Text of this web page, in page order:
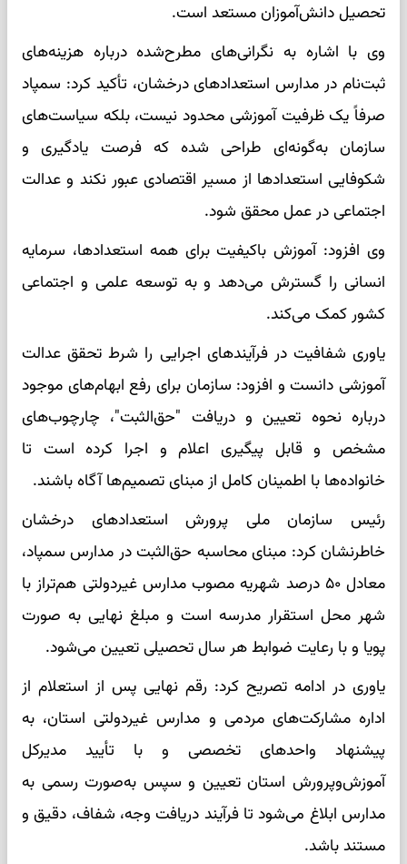
تحصیل دانش‌آموزان مستعد است.
وی با اشاره به نگرانی‌های مطرح‌شده درباره هزینه‌های
ثبت‌نام در مدارس استعداد‌های درخشان، تأکید کرد: سمپاد
صرفاً یک ظرفیت آموزشی محدود نیست، بلکه سیاست‌های
سازمان به‌گونه‌ای طراحی شده که فرصت یادگیری و
شکوفایی استعداد‌ها از مسیر اقتصادی عبور نکند و عدالت
اجتماعی در عمل محقق شود.
وی افزود: آموزش باکیفیت برای همه استعدادها، سرمایه
انسانی را گسترش می‌دهد و به توسعه علمی و اجتماعی
کشور کمک می‌کند.
یاوری شفافیت در فرآیند‌های اجرایی را شرط تحقق عدالت
آموزشی دانست و افزود: سازمان برای رفع ابهام‌های موجود
درباره نحوه تعیین و دریافت "حق‌الثبت"، چارچوب‌های
مشخص و قابل پیگیری اعلام و اجرا کرده است تا
خانواده‌ها با اطمینان کامل از مبنای تصمیم‌ها آگاه باشند.
رئیس سازمان ملی پرورش استعداد‌های درخشان
خاطرنشان کرد: مبنای محاسبه حق‌الثبت در مدارس سمپاد،
معادل ۵۰ درصد شهریه مصوب مدارس غیردولتی هم‌تراز با
شهر محل استقرار مدرسه است و مبلغ نهایی به صورت
پویا و با رعایت ضوابط هر سال تحصیلی تعیین می‌شود.
یاوری در ادامه تصریح کرد: رقم نهایی پس از استعلام از
اداره مشارکت‌های مردمی و مدارس غیردولتی استان، به
پیشنهاد واحد‌های تخصصی و با تأیید مدیرکل
آموزش‌وپرورش استان تعیین و سپس به‌صورت رسمی به
مدارس ابلاغ می‌شود تا فرآیند دریافت وجه، شفاف، دقیق و
مستند باشد.